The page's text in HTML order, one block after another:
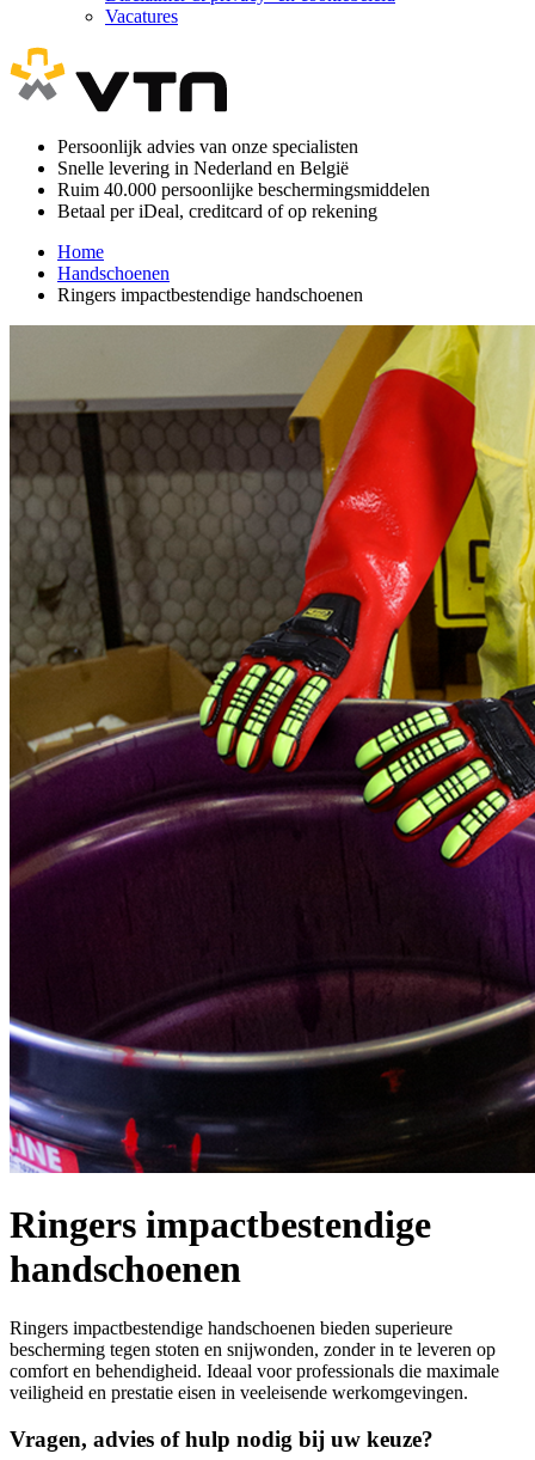
Vacatures
Persoonlijk advies van onze specialisten
Snelle levering in Nederland en België
Ruim 40.000 persoonlijke beschermingsmiddelen
Betaal per iDeal, creditcard of op rekening
Home
Handschoenen
Ringers impactbestendige handschoenen
Ringers impactbestendige
handschoenen
Ringers impactbestendige handschoenen bieden superieure
bescherming tegen stoten en snijwonden, zonder in te leveren op
comfort en behendigheid. Ideaal voor professionals die maximale
veiligheid en prestatie eisen in veeleisende werkomgevingen.
Vragen, advies of hulp nodig bij uw keuze?